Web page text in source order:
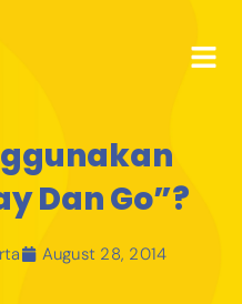
Dan Go”?
August 28, 2014